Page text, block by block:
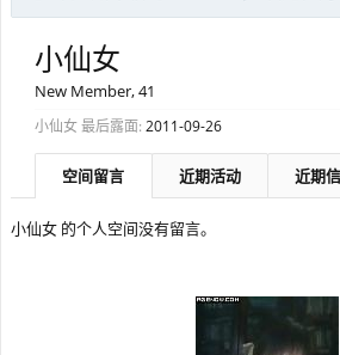
小仙女
New Member, 41
小仙女 最后露面: 2011-09-26
空间留言 近期活动 近期
小仙女 的个人空间没有留言。